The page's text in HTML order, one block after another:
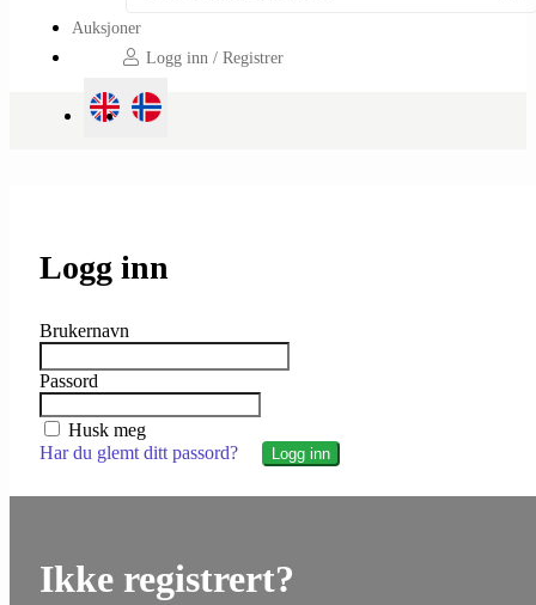
Auksjoner
Logg inn / Registrer
Logg inn
Brukernavn
Passord
Husk meg
Har du glemt ditt passord?
Ikke registrert?